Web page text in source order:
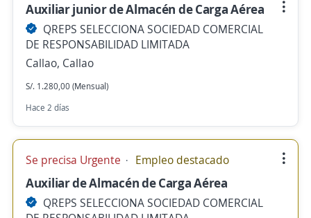
Auxiliar junior de Almacén de Carga Aérea
QREPS SELECCIONA SOCIEDAD COMERCIAL
DE RESPONSABILIDAD LIMITADA
Callao, Callao
S/. 1.280,00 (Mensual)
Hace 2 días
Se precisa Urgente Empleo destacado
Auxiliar de Almacén de Carga Aérea
QREPS SELECCIONA SOCIEDAD COMERCIAL